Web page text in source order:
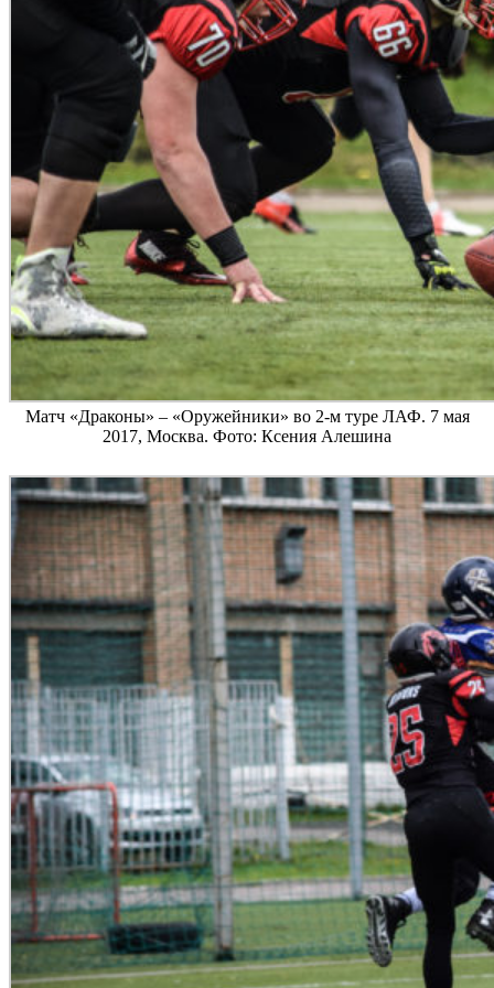
Матч «Драконы» – «Оружейники» во 2-м туре ЛАФ. 7 мая
2017, Москва. Фото: Ксения Алешина